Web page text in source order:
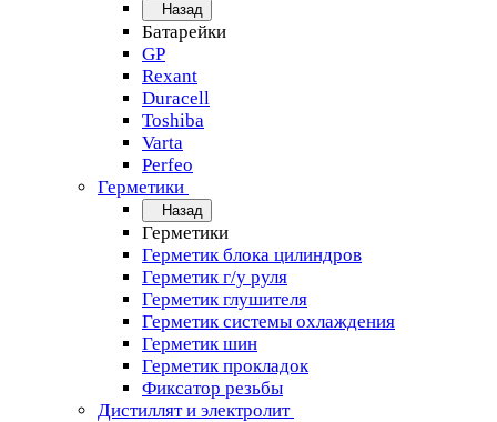
Назад
Батарейки
GP
Rexant
Duracell
Toshiba
Varta
Perfeo
Герметики
Назад
Герметики
Герметик блока цилиндров
Герметик г/у руля
Герметик глушителя
Герметик системы охлаждения
Герметик шин
Герметик прокладок
Фиксатор резьбы
Дистиллят и электролит